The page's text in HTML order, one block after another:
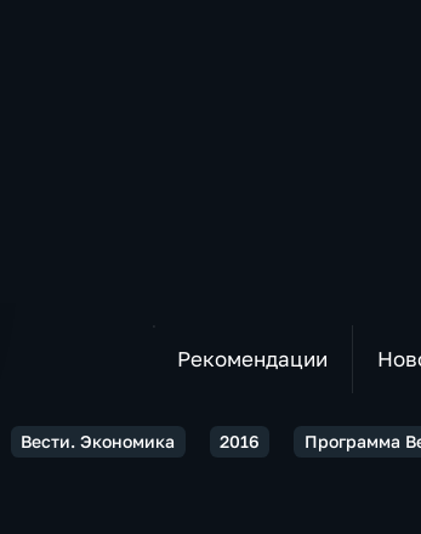
Рекомендации
Вести. Экономика 2016 Программа